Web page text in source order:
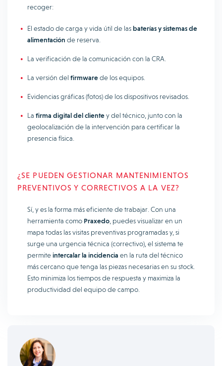
recoger:
El estado de carga y vida útil de lasbaterías y sistemas de
alimentación de reserva.
La verificación de la comunicación con la CRA.
La versión del firmwarede los equipos.
Evidencias gráficas (fotos) de los dispositivos revisados.
La firma digital del clientey del técnico, junto con la
geolocalización de la intervención para certificar la
presencia física.
¿SE PUEDEN GESTIONAR MANTENIMIENTOS
PREVENTIVOS Y CORRECTIVOS A LA VEZ?
Sí, y es la forma más eficiente de trabajar. Con una
herramienta como Praxedo , puedes visualizar en un
mapa todas las visitas preventivas programadas y, si
surge una urgencia técnica (correctivo), el sistema te
permiteintercalar la incidencia en la ruta del técnico
más cercano que tenga las piezas necesarias en su stock.
Esto minimiza los tiempos de respuesta y maximiza la
productividad del equipo de campo.